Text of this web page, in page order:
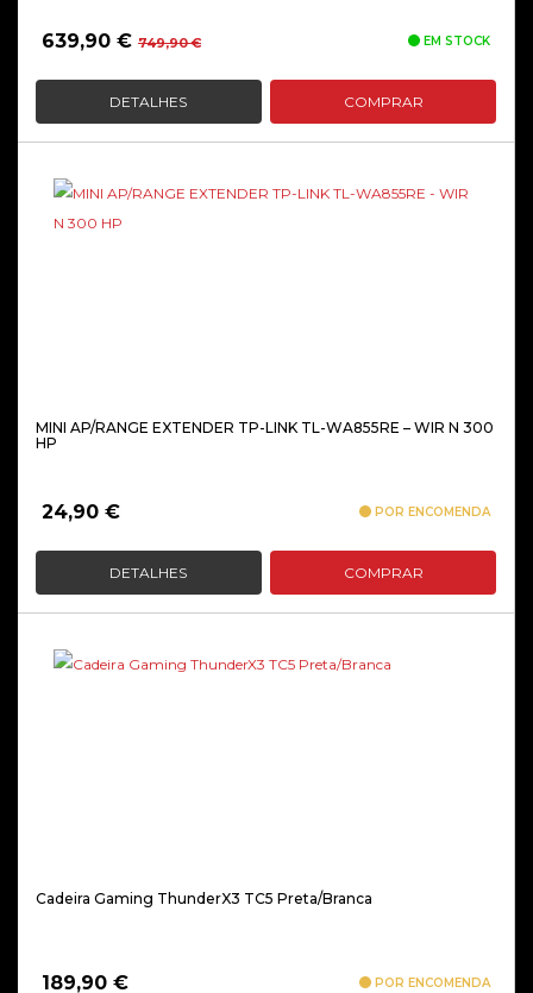
749,90€O
era:
639,90 €
O
é:
EM STOCK
DETALHES COMPRAR
MINI AP/RANGE EXTENDER TP-LINK TL-WA855RE – WIR N 300
HP
24,90 € POR ENCOMENDA
DETALHES COMPRAR
Cadeira Gaming ThunderX3 TC5 Preta/Branca
189,90 € POR ENCOMENDA